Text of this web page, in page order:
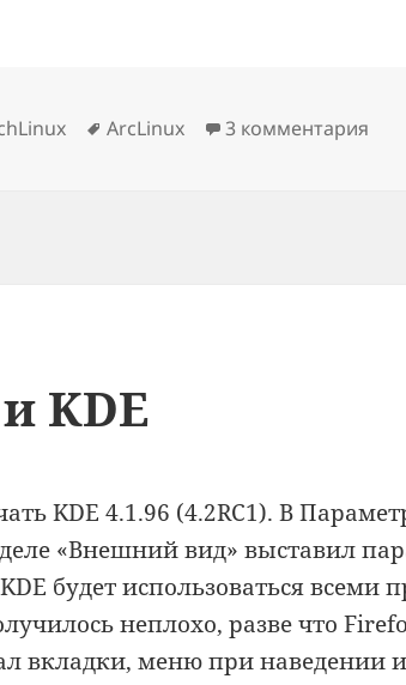
Метки
ArcLinux 3 комментария
KDE
KDE 4.1.96 (4.2RC1). В
«Внешний вид» выставил
будет использоваться
неплохо, разве что
вкладки, меню при наведении